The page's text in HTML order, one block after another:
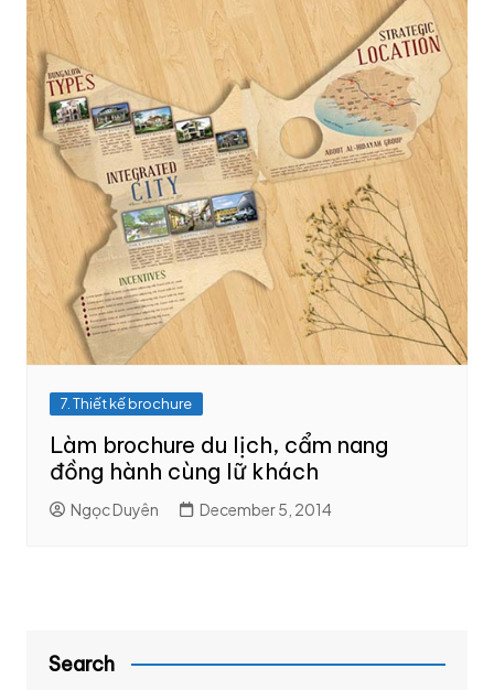
7. Thiết kế brochure
Làm brochure du lịch, cẩm nang
đồng hành cùng lữ khách
Ngọc Duyên December 5, 2014
Search